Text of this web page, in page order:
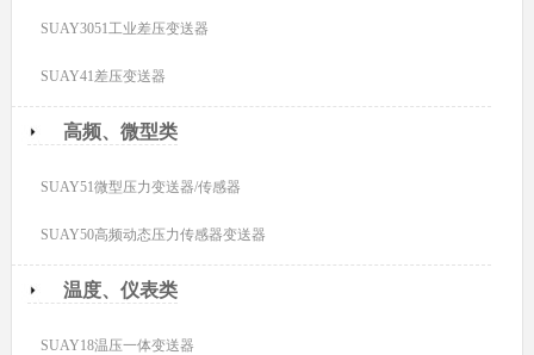
SUAY3051工业差压变送器
SUAY41差压变送器
高频、微型类
SUAY51微型压力变送器/传感器
SUAY50高频动态压力传感器变送器
温度、仪表类
SUAY18温压一体变送器